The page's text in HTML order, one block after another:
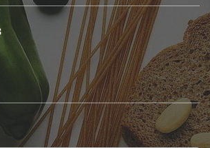
Sobremesas e sorvetes